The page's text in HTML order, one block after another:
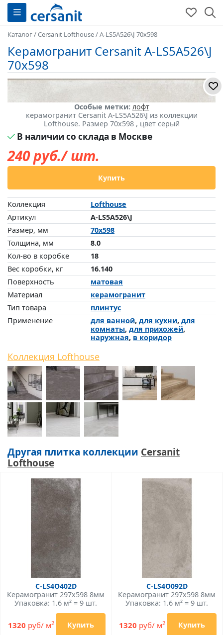
Каталог/Cersanit Lofthouse/A-LS5A526\J 70x598
Керамогранит Cersanit A-LS5A526\J
70x598
Особые метки: лофт
керамогранит Cersanit A-LS5A526\J из коллекции
Lofthouse. Размер 70x598 , цвет серый
В наличии со склада в Москве
240руб./ шт.
Купить
Коллекция
Lofthouse
Артикул
A-LS5A526\J
Размер, мм
70x598
Толщина, мм
8.0
Кол-во в коробке
18
Вес коробки, кг
16.140
Поверхность
матовая
Материал
керамогранит
Тип товара
плинтус
Применение
для ванной, для кухни, для
комнаты, для прихожей,
наружная, в коридор
Коллекция Lofthouse
Другая плитка коллекции Cersanit
Lofthouse
C-LS4O402D
Керамогранит 297x598 8мм
Упаковка: 1.6 м² = 9 шт.
1320 руб/ м2 Купить
C-LS4O092D
Керамогранит 297x598 8мм
Упаковка: 1.6 м² = 9 шт.
1320 руб/ м2 Купить